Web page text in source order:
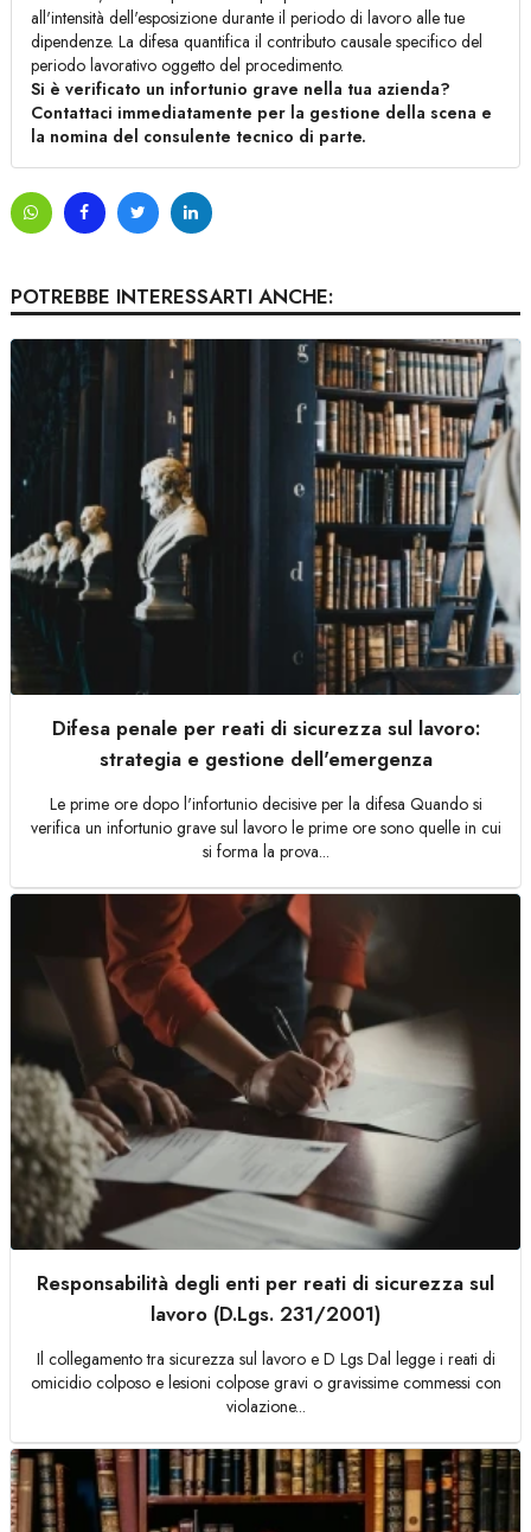
all'intensità dell'esposizione durante il periodo di lavoro alle tue
dipendenze. La difesa quantifica il contributo causale specifico del
periodo lavorativo oggetto del procedimento.
Si è verificato un infortunio grave nella tua azienda?
Contattaci immediatamente per la gestione della scena e
la nomina del consulente tecnico di parte.
POTREBBE INTERESSARTI ANCHE:
Difesa penale per reati di sicurezza sul lavoro:
strategia e gestione dell'emergenza
Le prime ore dopo l'infortunio decisive per la difesa Quando si
verifica un infortunio grave sul lavoro le prime ore sono quelle in cui
si forma la prova...
Responsabilità degli enti per reati di sicurezza sul
lavoro (D.Lgs. 231/2001)
Il collegamento tra sicurezza sul lavoro e D Lgs Dal legge i reati di
omicidio colposo e lesioni colpose gravi o gravissime commessi con
violazione...